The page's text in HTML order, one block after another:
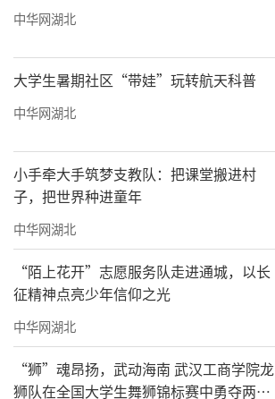
中华网湖北
大学生暑期社区“带娃”玩转航天科普
中华网湖北
小手牵大手筑梦支教队：把课堂搬进村
子，把世界种进童年
中华网湖北
“陌上花开”志愿服务队走进通城，以长
征精神点亮少年信仰之光
中华网湖北
“狮”魂昂扬，武动海南 武汉工商学院龙
狮队在全国大学生舞狮锦标赛中勇夺两金